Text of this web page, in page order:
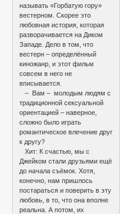
называть «Горбатую гору»
вестерном. Скорее это
любовная история, которая
разворачивается на Диком
Западе. Дело в том, что
вестерн – определённый
киножанр, и этот фильм
совсем в него не
вписывается.
– Вам – молодым людям с
традиционной сексуальной
ориентацией – наверное,
сложно было играть
романтическое влечение друг
к другу?
Хит: К счастью, мы с
Джейком стали друзьями ещё
до начала съёмок. Хотя,
конечно, нам пришлось
постараться и поверить в эту
любовь, в то, что она вполне
реальна. А потом, их